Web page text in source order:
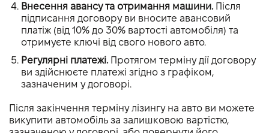
Внесення авансу та отримання машини. Після
підписання договору ви вносите авансовий
платіж (від 10% до 30% вартості автомобіля) та
отримуєте ключі від свого нового авто.
Регулярні платежі. Протягом терміну дії договору
ви здійснюєте платежі згідно з графіком,
зазначеним у договорі.
Після закінчення терміну лізингу на авто ви можете
викупити автомобіль за залишковою вартістю,